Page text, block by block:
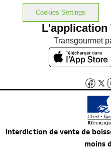
Cookies Settings
L'application
Transgourmet
Interdiction de vente de
moins